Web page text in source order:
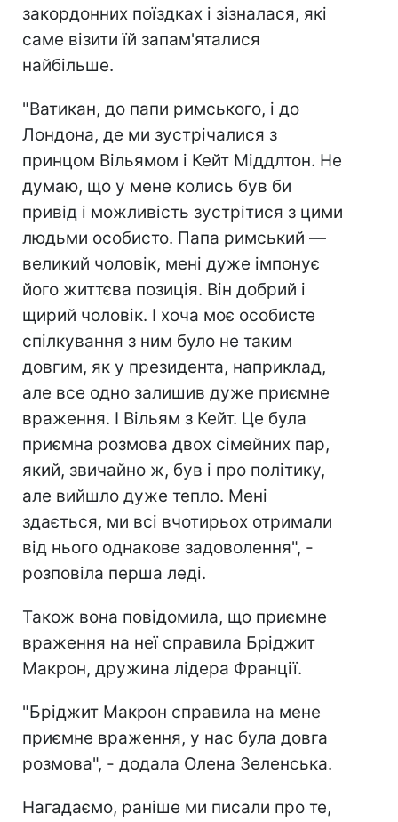
закордонних поїздках і зізналася, які
саме візити їй запам'яталися
найбільше.
"Ватикан, до папи римського, і до
Лондона, де ми зустрічалися з
принцом Вільямом і Кейт Міддлтон. Не
думаю, що у мене колись був би
привід і можливість зустрітися з цими
людьми особисто. Папа римський —
великий чоловік, мені дуже імпонує
його життєва позиція. Він добрий і
щирий чоловік. І хоча моє особисте
спілкування з ним було не таким
довгим, як у президента, наприклад,
але все одно залишив дуже приємне
враження. І Вільям з Кейт. Це була
приємна розмова двох сімейних пар,
який, звичайно ж, був і про політику,
але вийшло дуже тепло. Мені
здається, ми всі вчотирьох отримали
від нього однакове задоволення", -
розповіла перша леді.
Також вона повідомила, що приємне
враження на неї справила Бріджит
Макрон, дружина лідера Франції.
"Бріджит Макрон справила на мене
приємне враження, у нас була довга
розмова", - додала Олена Зеленська.
Нагадаємо, раніше ми писали про те,